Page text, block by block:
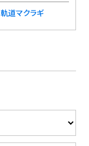
軌道マクラギ